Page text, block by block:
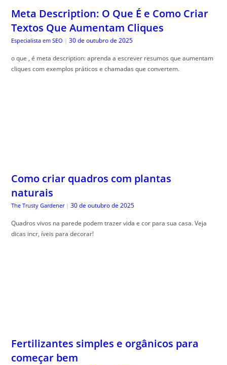
Meta Description: O Que É e Como Criar
Textos Que Aumentam Cliques
Especialista em SEO | 30 de outubro de 2025
o que , é meta description: aprenda a escrever resumos que aumentam
cliques com exemplos práticos e chamadas que convertem.
Como criar quadros com plantas
naturais
The Trusty Gardener | 30 de outubro de 2025
Quadros vivos na parede podem trazer vida e cor para sua casa. Veja
dicas incr, íveis para decorar!
Fertilizantes simples e orgânicos para
começar bem